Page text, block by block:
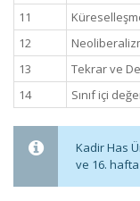
11
12
13
Tekrar ve
14
Sınıf içi
Kadir Has
ve 16. hafta